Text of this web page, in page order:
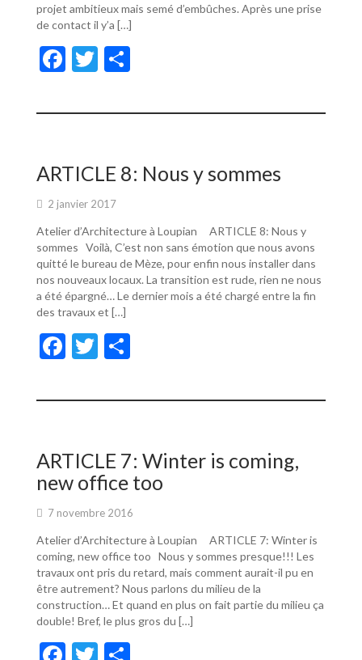
projet ambitieux mais semé d’embûches. Après une prise
de contact il y’a […]
F
e
o
o
k
T
itt ta
er
ARTICLE 8: Nous y sommes
2 janvier 2017
Atelier d’Architecture à Loupian ARTICLE 8: Nous y
sommes Voilà, C’est non sans émotion que nous avons
quitté le bureau de Mèze, pour enfin nous installer dans
nos nouveaux locaux. La transition est rude, rien ne nous
a été épargné… Le dernier mois a été chargé entre la fin
des travaux et […]
F
e
o
o
k
T
itt ta
er
ARTICLE 7: Winter is coming,
new office too
7 novembre 2016
Atelier d’Architecture à Loupian ARTICLE 7: Winter is
coming, new office too Nous y sommes presque!!! Les
travaux ont pris du retard, mais comment aurait-il pu en
être autrement? Nous parlons du milieu de la
construction… Et quand en plus on fait partie du milieu ça
double! Bref, le plus gros du […]